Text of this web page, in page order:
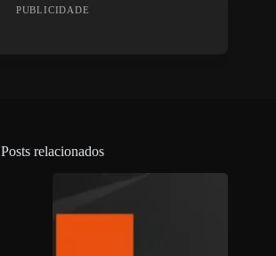
PUBLICIDADE
Posts relacionados